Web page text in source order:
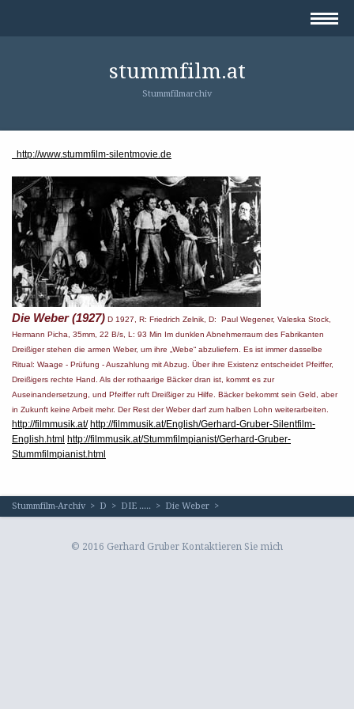
stummfilm.at
Stummfilmarchiv
http://www.stummfilm-silentmovie.de
Die Weber (1927) D 1927, R: Friedrich Zelnik, D: Paul Wegener, Valeska Stock,
Hermann Picha, 35mm, 22 B/s, L: 93 Min Im dunklen Abnehmerraum des Fabrikanten
Dreißiger stehen die armen Weber, um ihre „Webe“ abzuliefern. Es ist immer dasselbe
Ritual: Waage - Prüfung - Auszahlung mit Abzug. Über ihre Existenz entscheidet Pfeiffer,
Dreißigers rechte Hand. Als der rothaarige Bäcker dran ist, kommt es zur
Auseinandersetzung, und Pfeiffer ruft Dreißiger zu Hilfe. Bäcker bekommt sein Geld, aber
in Zukunft keine Arbeit mehr. Der Rest der Weber darf zum halben Lohn weiterarbeiten.
http://filmmusik.at/ http://filmmusik.at/English/Gerhard-Gruber-Silentfilm-
English.html http://filmmusik.at/Stummfilmpianist/Gerhard-Gruber-
Stummfilmpianist.html
Stummfilm-Archiv > D > DIE ..... > Die Weber >
© 2016 Gerhard Gruber Kontaktieren Sie mich